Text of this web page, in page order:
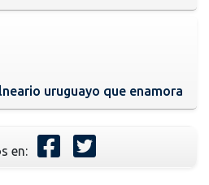
uruguayo que enamora
en: